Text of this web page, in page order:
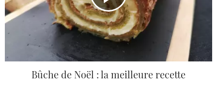
Bûche de Noël : la meilleure recette